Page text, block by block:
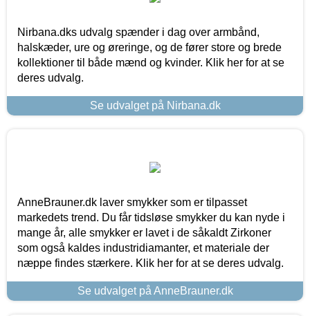
Nirbana.dks udvalg spænder i dag over armbånd,
halskæder, ure og øreringe, og de fører store og brede
kollektioner til både mænd og kvinder. Klik her for at se
deres udvalg.
Se udvalget på Nirbana.dk
AnneBrauner.dk laver smykker som er tilpasset
markedets trend. Du får tidsløse smykker du kan nyde i
mange år, alle smykker er lavet i de såkaldt Zirkoner
som også kaldes industridiamanter, et materiale der
næppe findes stærkere. Klik her for at se deres udvalg.
Se udvalget på AnneBrauner.dk